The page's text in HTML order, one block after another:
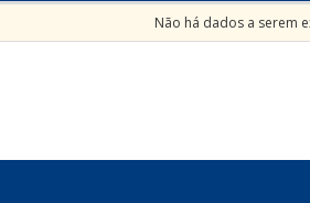
Não há dados a serem